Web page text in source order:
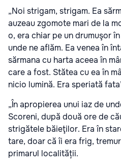
„Noi strigam, strigam. Ea
auzeau zgomote mari de la
o, era chiar pe un drumuşor
unde ne aflăm. Ea venea în
sărmana cu harta aceea în
care a fost. Stătea cu ea în
nicio lumină. Era speriată
„În apropierea unui iaz de
Scoreni, după două ore de
strigătele băieţilor. Era în
tare, doar că îi era frig,
primarul localității.